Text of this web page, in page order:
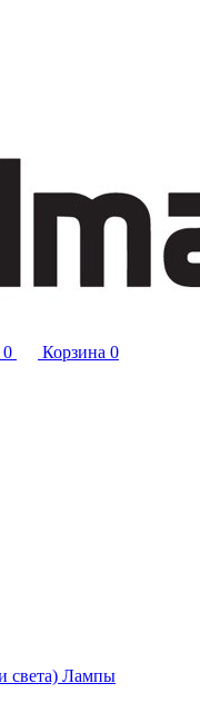
0 Корзина 0
Лампы